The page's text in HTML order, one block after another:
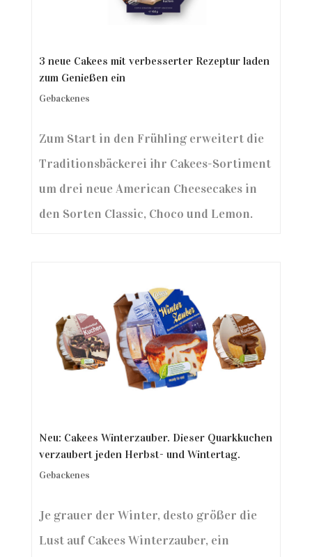
3 neue Cakees mit verbesserter Rezeptur laden
zum Genießen ein
Gebackenes
Zum Start in den Frühling erweitert die
Traditionsbäckerei ihr Cakees-Sortiment
um drei neue American Cheesecakes in
den Sorten Classic, Choco und Lemon.
Neu: Cakees Winterzauber. Dieser Quarkkuchen
verzaubert jeden Herbst- und Wintertag.
Gebackenes
Je grauer der Winter, desto größer die
Lust auf Cakees Winterzauber, ein